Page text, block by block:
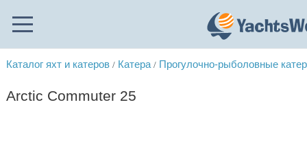
Каталог яхт и катеров / Катера / Прогулочно-рыболовные
Arctic Commuter 25